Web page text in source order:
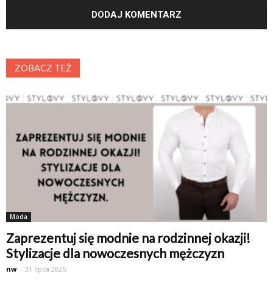
ZOBACZ TEŻ
Moda
Zaprezentuj się modnie na rodzinnej okazji!
Stylizacje dla nowoczesnych mężczyzn
nw - 31 lipca 2026